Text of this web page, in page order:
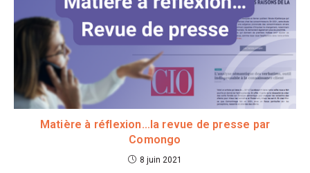
Matière à réflexion…la revue de presse par
Comongo
8 juin 2021